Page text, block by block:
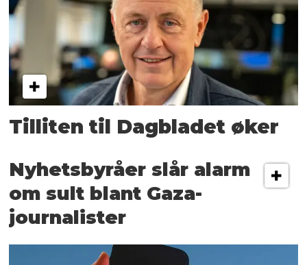
Tilliten til Dagbladet øker
Nyhetsbyråer slår alarm
om sult blant Gaza-
journalister